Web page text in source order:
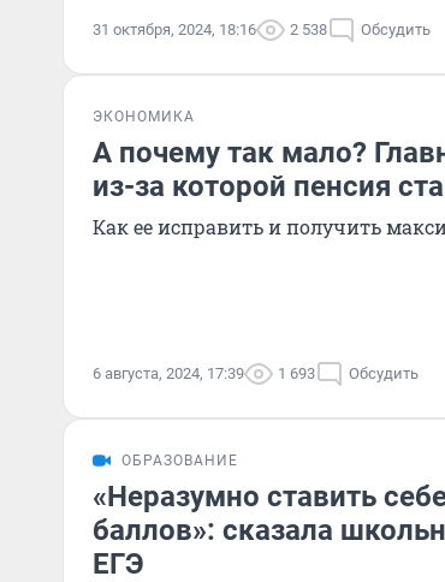
31 октября, 2024, 18:16 2 538 Обсудить
ЭКОНОМИКА
А почему так мало?
из-за которой пенсия
Как ее исправить и получить
6 августа, 2024, 17:39 1 693 Обсудить
ОБРАЗОВАНИЕ
«Неразумно ставить
баллов»: сказала
ЕГЭ